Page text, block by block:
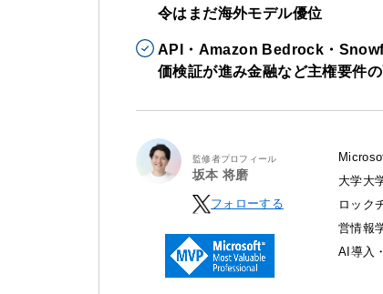
令はまだ海外モデル優位
API・Amazon Bedrock・
価検証が進み金融など主権要件
監修者プロフィール
坂本 将磨
フォローする
大学大
ロック
営情報
AI導入